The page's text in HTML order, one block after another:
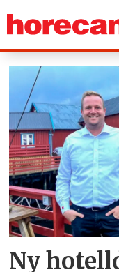
Tag:
Ny